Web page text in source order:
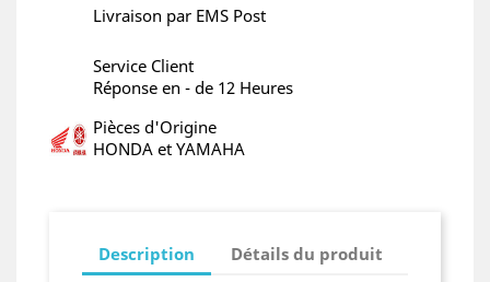
Livraison par EMS Post
Service Client
Réponse en - de 12 Heures
Pièces d'Origine
HONDA et YAMAHA
Description Détails du produit